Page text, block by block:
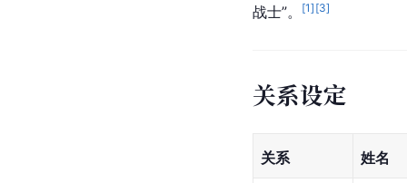
战士”。
[1] [3]
关系设定
关系 姓名